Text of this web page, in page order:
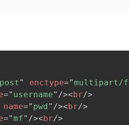
post " enctype=" multipart/
=" username" /><br/>
name=" pwd " /><br/>
=" mf" /><br/>